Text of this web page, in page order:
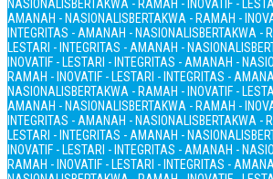
NASIONALISBERTAKWA - RAMAH - INOVATIF -
AMANAH - NASIONALISBERTAKWA - RAMAH -
INTEGRITAS - AMANAH - NASIONALISBERTAKWA -
LESTARI - INTEGRITAS - AMANAH - NASIONALIS
INOVATIF - LESTARI - INTEGRITAS - AMANAH -
RAMAH - INOVATIF - LESTARI - INTEGRITAS -
NASIONALISBERTAKWA - RAMAH - INOVATIF -
AMANAH - NASIONALISBERTAKWA - RAMAH -
INTEGRITAS - AMANAH - NASIONALISBERTAKWA -
LESTARI - INTEGRITAS - AMANAH - NASIONALIS
INOVATIF - LESTARI - INTEGRITAS - AMANAH -
RAMAH - INOVATIF - LESTARI - INTEGRITAS -